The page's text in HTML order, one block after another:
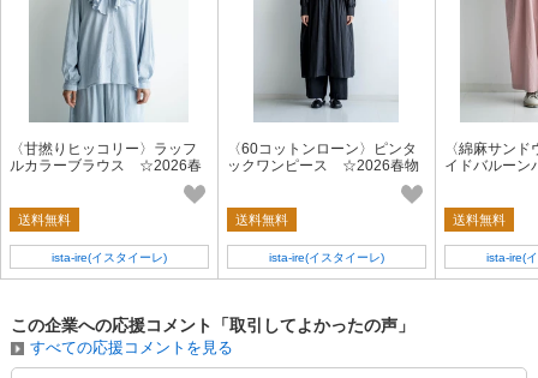
〈甘撚りヒッコリー〉ラッフ
ルカラーブラウス ☆2026春
送料無料
ista-ire(イスタイーレ)
〈60コットンローン〉ピンタ
ックワンピース ☆2026春物
送料無料
ista-ire(イスタイーレ)
〈綿麻サン
イドバルー
送料無料
ista-ire(
この企業への応援コメント「取引してよかったの声」
すべての応援コメントを見る